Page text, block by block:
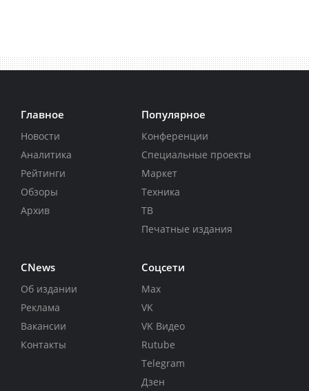
Главное
Новости
Аналитика
Рейтинги
Обзоры
Архив
Популярное
Конференции
Специальные проекты
Маркет
Техника
ТВ
Печатные издания
CNews
Об издании
Реклама
Вакансии
Контакты
Соцсети
Max
VK
VK Видео
Rutube
Telegram
Дзен